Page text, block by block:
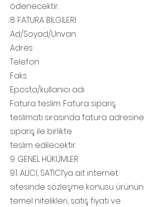
ödenecektir.
8. FATURA BİLGİLERİ
Ad/Soyad/Unvan
Adres
Telefon
Faks
Eposta/kullanıcı adı
Fatura teslim :Fatura sipariş
teslimatı sırasında fatura adresine
sipariş ile birlikte
teslim edilecektir.
9. GENEL HÜKÜMLER
9.1. ALICI, SATICI’ya ait internet
sitesinde sözleşme konusu ürünün
temel nitelikleri, satış fiyatı ve